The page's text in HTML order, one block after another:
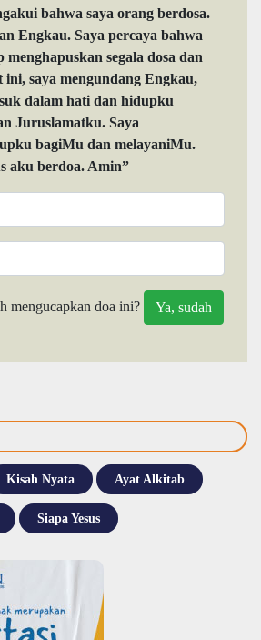
bahwa saya orang berdosa.
Engkau. Saya percaya bahwa
segala dosa dan
ini, saya mengundang Engkau,
dalam hati dan hidupku
Juruslamatku. Saya
bagiMu dan melayaniMu.
aku berdoa. Amin”
mengucapkan doa ini?
Kisah Nyata Ayat Alkitab
Siapa Yesus